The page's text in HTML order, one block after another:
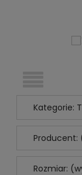
Kategorie:
Producent:
Rozmiar: